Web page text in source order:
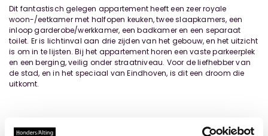
Dit fantastisch gelegen appartement heeft een zeer royale
woon-/eetkamer met halfopen keuken, twee slaapkamers, een
inloop garderobe/werkkamer, een badkamer en een separaat
toilet. Er is lichtinval aan drie zijden van het gebouw, en het uitzicht
is om in te lijsten. Bij het appartement horen een vaste parkeerplek
en een berging, veilig onder straatniveau. Voor de liefhebber van
de stad, en in het speciaal van Eindhoven, is dit een droom die
uitkomt.